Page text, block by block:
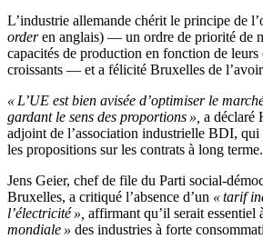
L’industrie allemande chérit le principe de
orderen anglais) — un ordre de priorité de
capacités de production en fonction de
croissants — et a félicité Bruxelles de
« L’UE est bien avisée d’optimiser le
gardant le sens des proportions », a déclaré
adjoint de l’association industrielle BDI, qui
les propositions sur les contrats à long terme.
Jens Geier, chef de file du Parti social-
Bruxelles, a critiqué l’absence d’un « tarif
l’électricité », affirmant qu’il serait essentiel
mondiale » des industries à forte